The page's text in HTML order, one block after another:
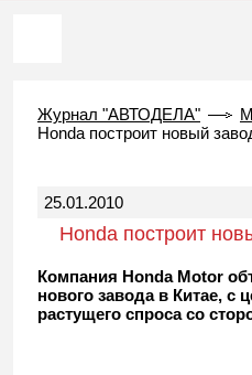
Журнал "АВТОДЕЛА"
Honda построит новый
25.01.2010
Honda построит
Компания Honda Motor
нового завода в Китае, с
растущего спроса со